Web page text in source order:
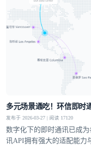
多元场景通吃！环信即时
发布于 2026-03-27 | 阅读 17120
数字化下的即时通讯已成
讯API拥有强大的适配能力